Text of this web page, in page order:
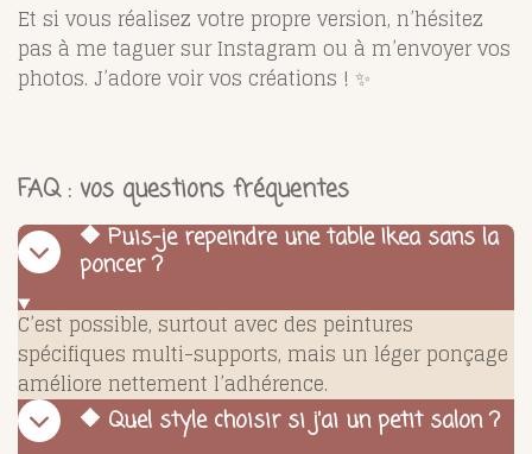
Et si vous réalisez votre propre version, n’hésitez
pas à me taguer sur Instagram ou à m’envoyer vos
photos. J’adore voir vos créations ! ✨
FAQ : vos questions fréquentes
🔶 Puis-je repeindre une table Ikea sans la
poncer ?
C’est possible, surtout avec des peintures
spécifiques multi-supports, mais un léger ponçage
améliore nettement l’adhérence.
🔶 Quel style choisir si j’ai un petit salon ?